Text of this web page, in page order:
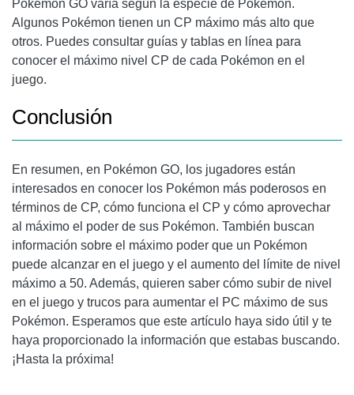
Pokémon GO varía según la especie de Pokémon.
Algunos Pokémon tienen un CP máximo más alto que
otros. Puedes consultar guías y tablas en línea para
conocer el máximo nivel CP de cada Pokémon en el
juego.
Conclusión
En resumen, en Pokémon GO, los jugadores están
interesados en conocer los Pokémon más poderosos en
términos de CP, cómo funciona el CP y cómo aprovechar
al máximo el poder de sus Pokémon. También buscan
información sobre el máximo poder que un Pokémon
puede alcanzar en el juego y el aumento del límite de nivel
máximo a 50. Además, quieren saber cómo subir de nivel
en el juego y trucos para aumentar el PC máximo de sus
Pokémon. Esperamos que este artículo haya sido útil y te
haya proporcionado la información que estabas buscando.
¡Hasta la próxima!